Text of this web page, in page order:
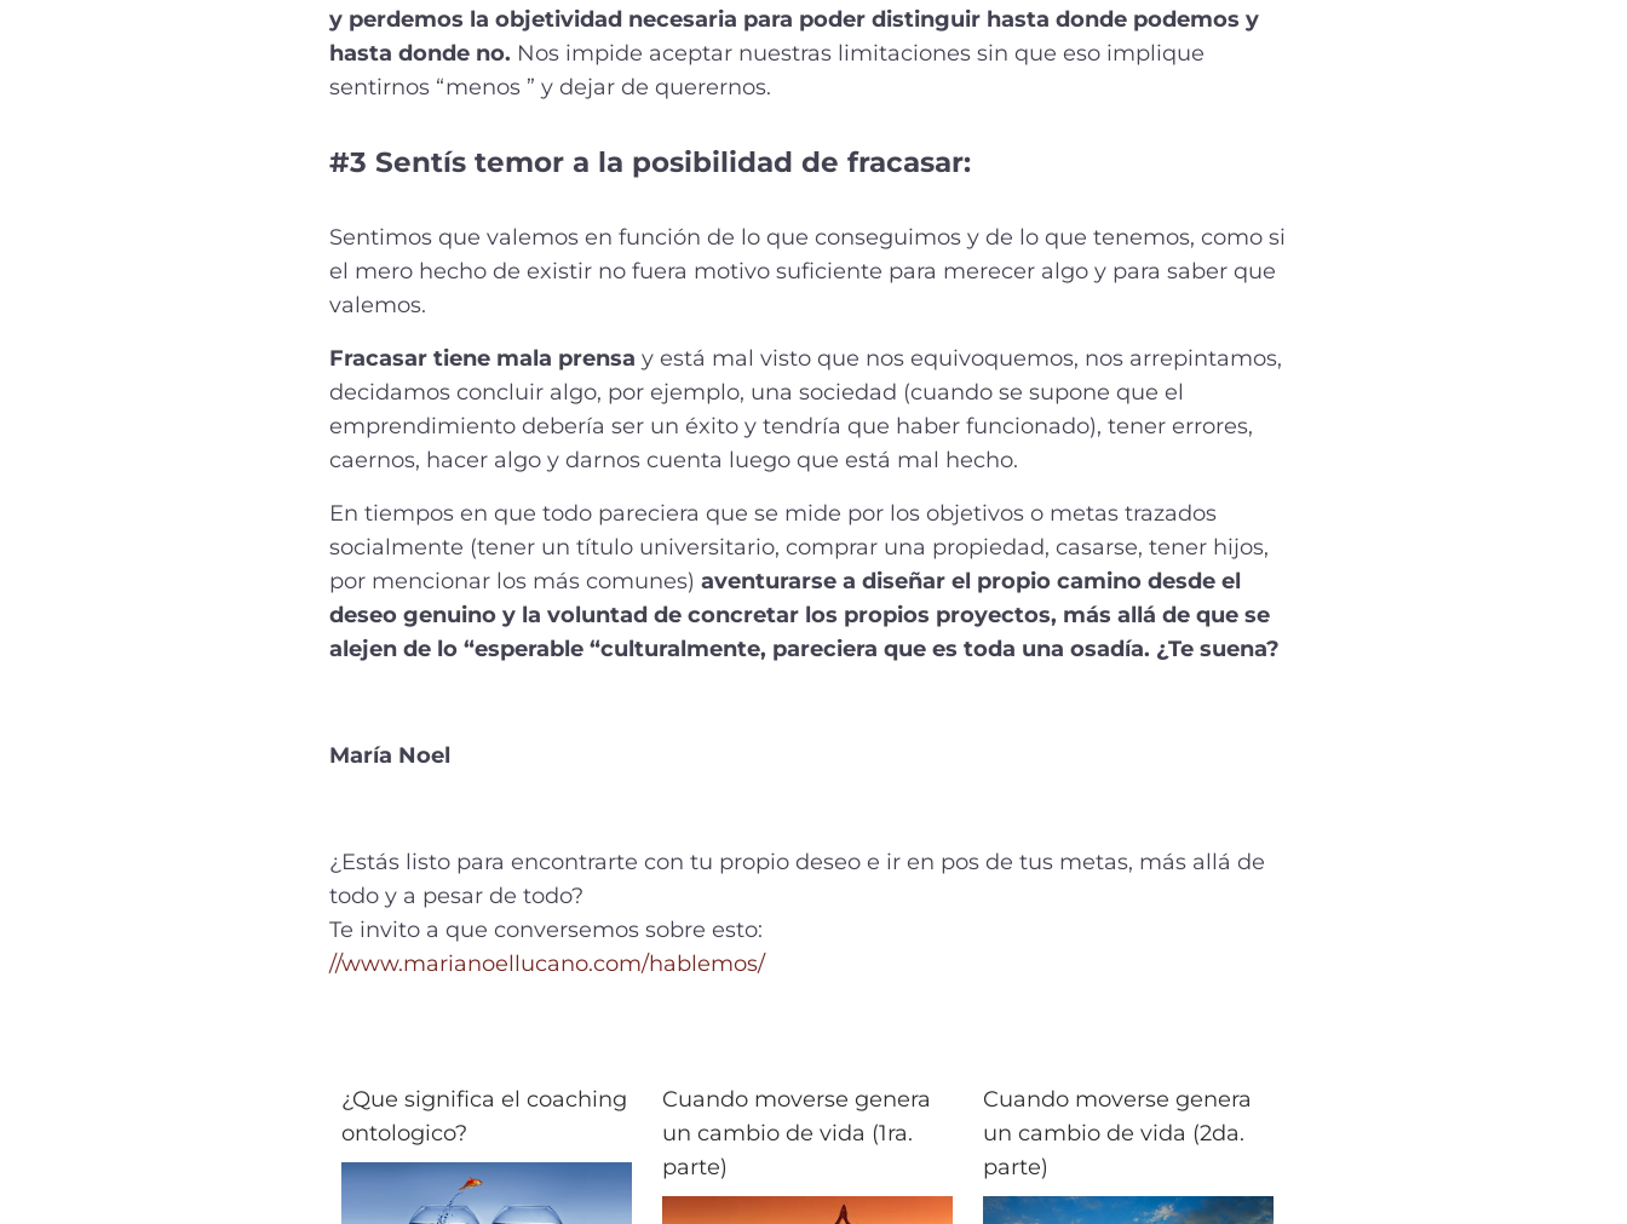
y perdemos la objetividad necesaria para poder distinguir hasta donde podemos y
hasta donde no. Nos impide aceptar nuestras limitaciones sin que eso implique
sentirnos “menos ” y dejar de querernos.
#3 Sentís temor a la posibilidad de fracasar:
Sentimos que valemos en función de lo que conseguimos y de lo que tenemos, como si
el mero hecho de existir no fuera motivo suficiente para merecer algo y para saber que
valemos.
Fracasar tiene mala prensa y está mal visto que nos equivoquemos, nos arrepintamos,
decidamos concluir algo, por ejemplo, una sociedad (cuando se supone que el
emprendimiento debería ser un éxito y tendría que haber funcionado), tener errores,
caernos, hacer algo y darnos cuenta luego que está mal hecho.
En tiempos en que todo pareciera que se mide por los objetivos o metas trazados
socialmente (tener un título universitario, comprar una propiedad, casarse, tener hijos,
por mencionar los más comunes) aventurarse a diseñar el propio camino desde el
deseo genuino y la voluntad de concretar los propios proyectos, más allá de que se
alejen de lo “esperable “culturalmente, pareciera que es toda una osadía. ¿Te suena?
María Noel
¿Estás listo para encontrarte con tu propio deseo e ir en pos de tus metas, más allá de
todo y a pesar de todo?
Te invito a que conversemos sobre esto:
//www.marianoellucano.com/hablemos/
¿Que significa el coaching
ontologico?
Cuando moverse genera
un cambio de vida (1ra.
parte)
Cuando moverse genera
un cambio de vida (2da.
parte)